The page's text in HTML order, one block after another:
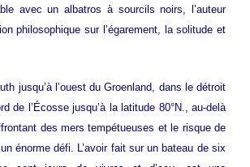
avec un albatros à sourcils noirs, l’auteur
philosophique sur l’égarement, la solitude et
jusqu’à l’ouest du Groenland, dans le détroit
de l’Écosse jusqu’à la latitude 80°N., au-delà
des mers tempétueuses et le risque de
énorme défi. L’avoir fait sur un bateau de six